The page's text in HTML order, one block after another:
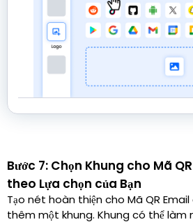
Bước 7: Chọn Khung cho Mã
theo Lựa chọn của Bạn
Tạo nét hoàn thiện cho Mã QR
thêm một khung. Khung có thể làm